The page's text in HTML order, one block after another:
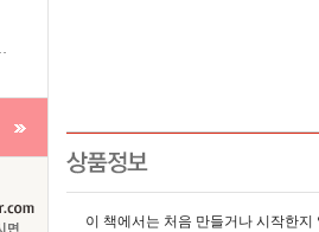
이 책에서는 처음 만들거나 시작한